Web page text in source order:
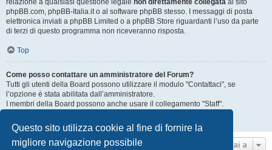
Questo sito utilizza cookie al fine di fornire la
migliore navigazione possibile
relazione a qualsiasi questione legale non direttamente collegata al sito
phpBB.com, phpBB-Italia.it o al software phpBB stesso. I messaggi di posta
elettronica inviati a phpBB Limited o a phpBB Store riguardanti l’uso da parte
di terzi di questo programma non riceveranno risposta.
Top
Come posso contattare un amministratore del Forum?
Tutti gli utenti della Board possono utilizzare il modulo "Contattaci", se
l’opzione è stata abilitata dall’amministratore.
I membri della Board possono anche usare il collegamento "Staff".
Top
Vai a